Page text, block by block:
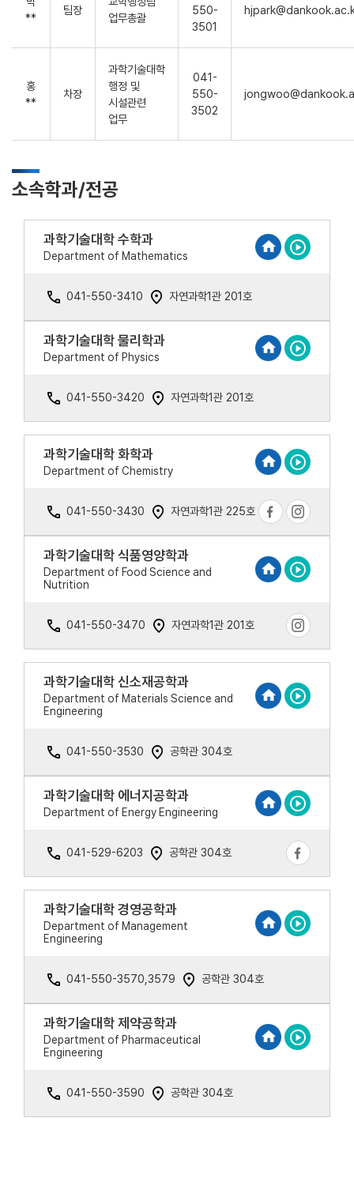
**
팀장
업무총괄
550-
3501
홍
**
차장
과학기술대학
행정 및
시설관련
업무
041-
550-
3502
소속학과/전공
과학기술대학 수학과
Department of Mathematics
041-550-3410 자연과학1관 201호
과학기술대학 물리학과
Department of Physics
041-550-3420 자연과학1관 201호
과학기술대학 화학과
Department of Chemistry
041-550-3430 자연과학1관 225호
과학기술대학 식품영양학과
Department of Food Science and
Nutrition
041-550-3470 자연과학1관 201호
과학기술대학 신소재공학과
Department of Materials Science and
Engineering
041-550-3530 공학관 304호
과학기술대학 에너지공학과
Department of Energy Engineering
041-529-6203 공학관 304호
과학기술대학 경영공학과
Department of Management
Engineering
041-550-3570,3579 공학관 304호
과학기술대학 제약공학과
Department of Pharmaceutical
Engineering
041-550-3590 공학관 304호